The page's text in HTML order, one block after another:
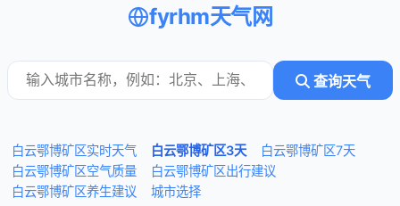
fyrhm天气网
查询天气
白云鄂博矿区实时天气 白云鄂博矿区3天
白云鄂博矿区7天
白云鄂博矿区空气质量
白云鄂博矿区出行建议
白云鄂博矿区养生建议
城市选择